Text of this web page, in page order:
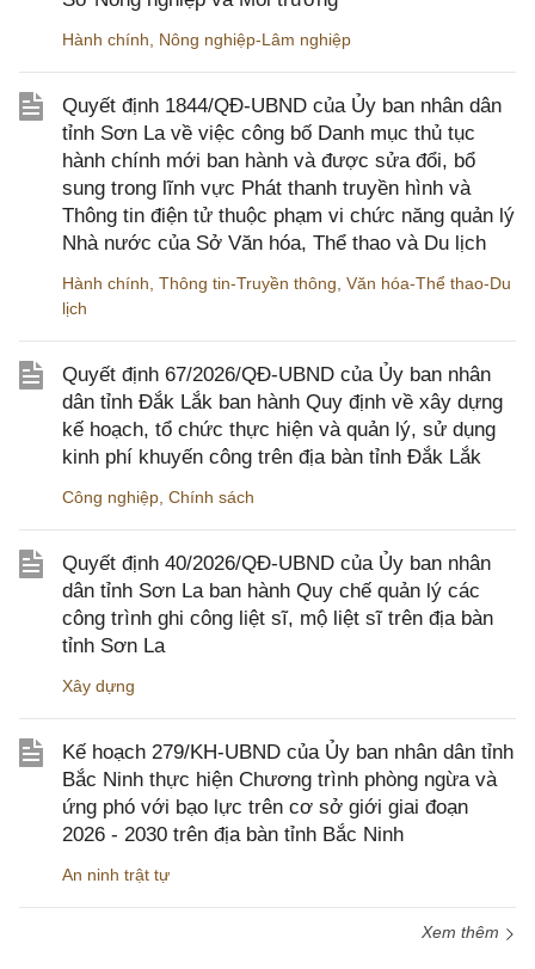
Hành chính, Nông nghiệp-Lâm nghiệp
Quyết định 1844/QĐ-UBND của Ủy ban nhân dân
tỉnh Sơn La về việc công bố Danh mục thủ tục
hành chính mới ban hành và được sửa đổi, bổ
sung trong lĩnh vực Phát thanh truyền hình và
Thông tin điện tử thuộc phạm vi chức năng quản lý
Nhà nước của Sở Văn hóa, Thể thao và Du lịch
Hành chính, Thông tin-Truyền thông, Văn hóa-Thể thao-Du
lịch
Quyết định 67/2026/QĐ-UBND của Ủy ban nhân
dân tỉnh Đắk Lắk ban hành Quy định về xây dựng
kế hoạch, tổ chức thực hiện và quản lý, sử dụng
kinh phí khuyến công trên địa bàn tỉnh Đắk Lắk
Công nghiệp, Chính sách
Quyết định 40/2026/QĐ-UBND của Ủy ban nhân
dân tỉnh Sơn La ban hành Quy chế quản lý các
công trình ghi công liệt sĩ, mộ liệt sĩ trên địa bàn
tỉnh Sơn La
Xây dựng
Kế hoạch 279/KH-UBND của Ủy ban nhân dân tỉnh
Bắc Ninh thực hiện Chương trình phòng ngừa và
ứng phó với bạo lực trên cơ sở giới giai đoạn
2026 - 2030 trên địa bàn tỉnh Bắc Ninh
An ninh trật tự
Xem thêm